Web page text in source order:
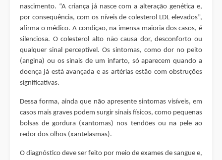
nascimento. “A criança já nasce com a alteração genética e,
por consequência, com os níveis de colesterol LDL elevados”,
afirma o médico. A condição, na imensa maioria dos casos, é
silenciosa. O colesterol alto não causa dor, desconforto ou
qualquer sinal perceptível. Os sintomas, como dor no peito
(angina) ou os sinais de um infarto, só aparecem quando a
doença já está avançada e as artérias estão com obstruções
significativas.
Dessa forma, ainda que não apresente sintomas visíveis, em
casos mais graves podem surgir sinais físicos, como pequenas
bolsas de gordura (xantomas) nos tendões ou na pele ao
redor dos olhos (xantelasmas).
O diagnóstico deve ser feito por meio de exames de sangue e,